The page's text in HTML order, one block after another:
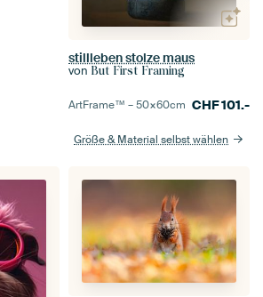
stillleben stolze maus
von But First Framing
ArtFrame™ –50×60cm CHF101.-
Größe & Material selbst wählen